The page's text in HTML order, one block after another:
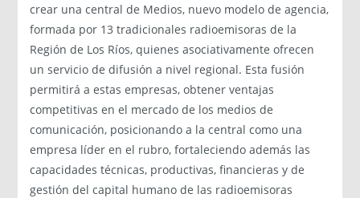
crear una central de Medios, nuevo modelo de agencia,
formada por 13 tradicionales radioemisoras de la
Región de Los Ríos, quienes asociativamente ofrecen
un servicio de difusión a nivel regional. Esta fusión
permitirá a estas empresas, obtener ventajas
competitivas en el mercado de los medios de
comunicación, posicionando a la central como una
empresa líder en el rubro, fortaleciendo además las
capacidades técnicas, productivas, financieras y de
gestión del capital humano de las radioemisoras